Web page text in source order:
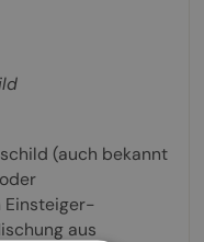
(auch bekannt
Einsteiger-
aus